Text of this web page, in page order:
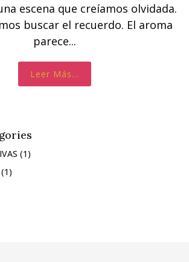
Casa
Tienda
nosotros
escena que creíamos olvidada.
buscar el recuerdo. El aroma
parece...
Leer Más...
(1)
(1)